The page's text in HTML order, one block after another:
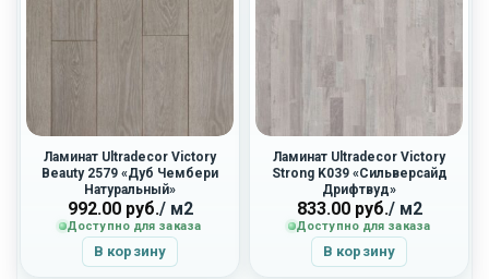
Ламинат Ultradecor Victory
Beauty 2579 «Дуб Чембери
Натуральный»
992.00руб./ м2
Доступно для заказа
В корзину
Ламинат Ultradecor Victory
Strong K039 «Сильверсайд
Дрифтвуд»
833.00руб./ м2
Доступно для заказа
В корзину